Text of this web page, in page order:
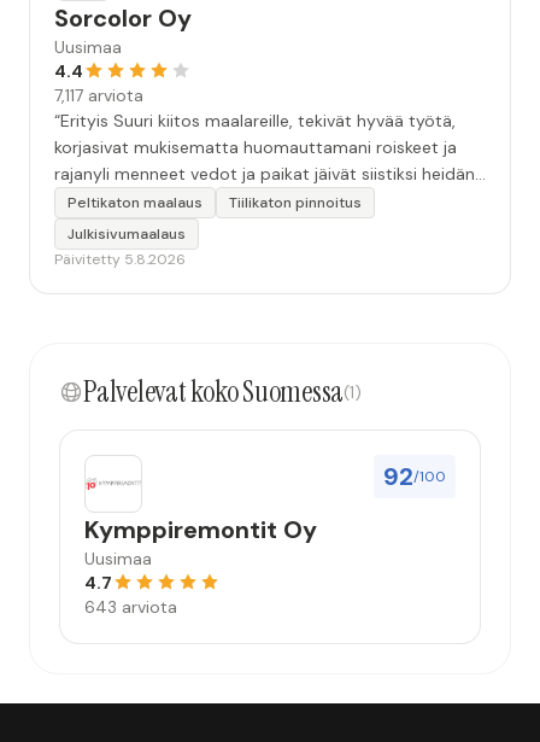
hommiin ja hyvä tulee. ”
Sorcolor Oy
Uusimaa
4.4
7,117 arviota
“Erityis Suuri kiitos maalareille, tekivät hyvää työtä,
korjasivat mukisematta huomauttamani roiskeet ja
rajanyli menneet vedot ja paikat jäivät siistiksi heidän
lähtönsä jälkeen.”
Peltikaton maalaus
Tiilikaton pinnoitus
Julkisivumaalaus
Päivitetty 5.8.2026
Palvelevat koko Suomessa(1)
92/100
Kymppiremontit Oy
Uusimaa
4.7
643 arviota